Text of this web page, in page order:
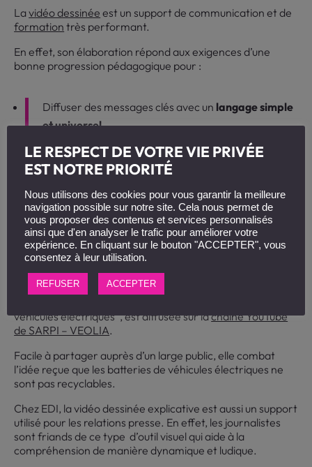
Lavidéo dessinée est un support de communication et de
formation très performant.
En effet, son élaboration répond aux exigences d’une
bonne progression pédagogique pour :
Diffuser des messages clés avec un langage simple
et universel,
Expliquer et donner du sens en trois minutes
Synthétiser ettransmettre l’essentield’un concept.
Livrée au format MP4, la vidéo dessinée est facile à
diffuser sur tous supports digitaux. La vidéo “Euro Dieuze
véhicules électriques”, est diffusée sur lachaîne YouTube
de SARPI – VEOLIA.
Facile à partager auprès d’un large public, elle combat
l’idée reçue que les batteries de véhicules électriques ne
sont pas recyclables.
Chez EDI, la vidéo dessinée explicative est aussi un support
utilisé pour les relations presse. En effet, les journalistes
sont friands de ce type d’outil visuel qui aide à la
compréhension de manière dynamique et ludique.
LE RESPECT DE VOTRE VIE PRIVÉE
EST NOTRE PRIORITÉ
Nous utilisons des cookies pour vous garantir la meilleure
navigation possible sur notre site. Cela nous permet de
vous proposer des contenus et services personnalisés
ainsi que d'en analyser le trafic pour améliorer votre
expérience. En cliquant sur le bouton "ACCEPTER", vous
consentez à leur utilisation.
REFUSER ACCEPTER